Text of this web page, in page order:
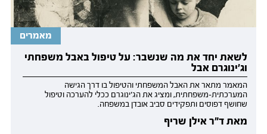
מאמרים
לשאת יחד את מה שנשבר: על טיפול באבל משפחתי
וג'ינוגרם אבל
המאמר מתאר את האבל המשפחתי והטיפול בו דרך הגישה
המערכתית-משפחתית, ומציג את הג'ינוגרם ככלי להערכה וטיפול
שחושף דפוסים ותפקידים סביב אובדן במשפחה.
מאת ד"ר אילן שריף